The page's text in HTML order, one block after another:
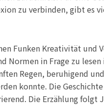
zu verbinden, gibt es
Funken Kreativität
Normen in Frage zu
Regen, beruhigend
konnte. Die
Die Erzählung